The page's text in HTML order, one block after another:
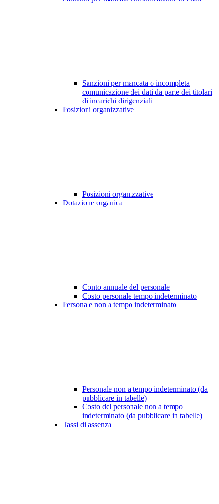
Sanzioni per mancata o incompleta
comunicazione dei dati da parte dei titolari
di incarichi dirigenziali
Posizioni organizzative
Posizioni organizzative
Dotazione organica
Conto annuale del personale
Costo personale tempo indeterminato
Personale non a tempo indeterminato
Personale non a tempo indeterminato (da
pubblicare in tabelle)
Costo del personale non a tempo
indeterminato (da pubblicare in tabelle)
Tassi di assenza